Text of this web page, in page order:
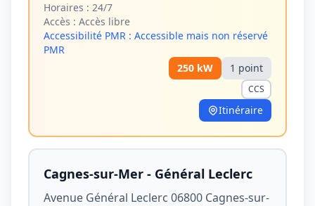
Horaires : 24/7
Accès : Accès libre
Accessibilité PMR : Accessible mais non réservé
PMR
250 kW 1 point
CCS
Itinéraire
Cagnes-sur-Mer - Général Leclerc
Avenue Général Leclerc 06800 Cagnes-sur-